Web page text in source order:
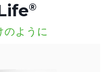
のように